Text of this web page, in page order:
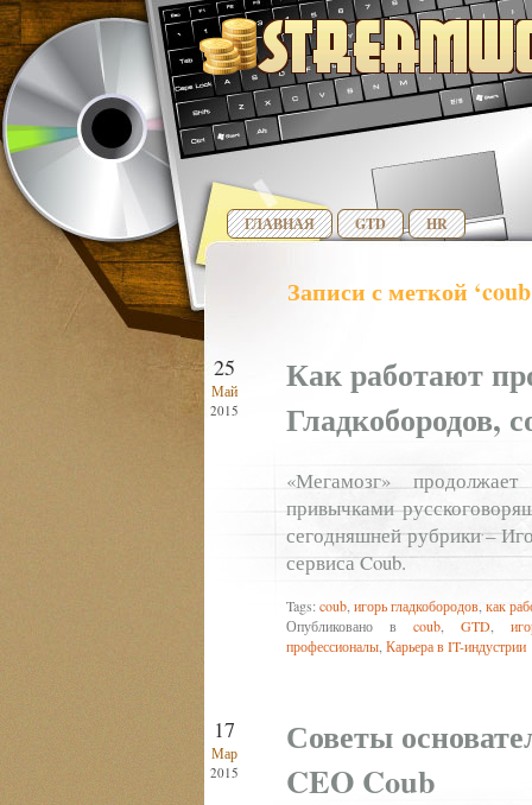
ГЛАВНАЯ GTD HR
Записи с меткой
25
Май
2015
Как работают
Гладкобородов,
«Мегамозг»
привычками
сегодняшней рубрики –
сервиса Coub.
Tags:coub игорь гладкобородов как
Опубликовано в coub GTD
профессионалы Карьера в IT-индустрии
17
Мар
2015
Советы
CEO Coub